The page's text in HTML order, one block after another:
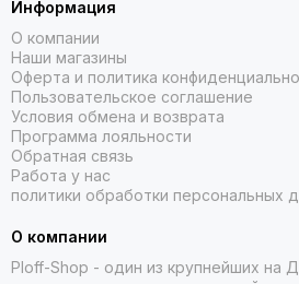
Информация
О компании
Наши магазины
Оферта и политика
Пользовательское соглашение
Условия обмена и возврата
Программа лояльности
Обратная связь
Работа у нас
политики обработки персональных
О компании
Ploff-Shop - один из крупнейших на